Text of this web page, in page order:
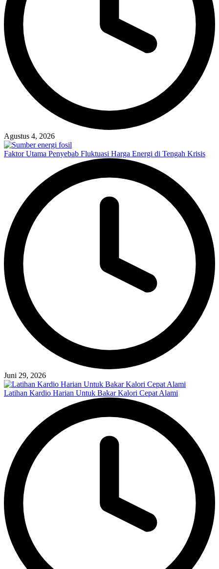
Agustus 4, 2026
Faktor Utama Penyebab Fluktuasi Harga Energi di Tengah Krisis
Juni 29, 2026
Latihan Kardio Harian Untuk Bakar Kalori Cepat Alami